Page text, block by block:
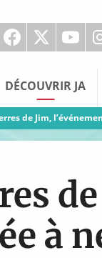
DÉCOUVRIR JA
de Jim,
à